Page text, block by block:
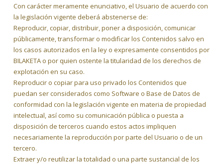
Con carácter meramente enunciativo, el Usuario de acuerdo con
la legislación vigente deberá abstenerse de:
Reproducir, copiar, distribuir, poner a disposición, comunicar
públicamente, transformar o modificar los Contenidos salvo en
los casos autorizados en la ley o expresamente consentidos por
BILAKETA o por quien ostente la titularidad de los derechos de
explotación en su caso.
Reproducir o copiar para uso privado los Contenidos que
puedan ser considerados como Software o Base de Datos de
conformidad con la legislación vigente en materia de propiedad
intelectual, así como su comunicación pública o puesta a
disposición de terceros cuando estos actos impliquen
necesariamente la reproducción por parte del Usuario o de un
tercero.
Extraer y/o reutilizar la totalidad o una parte sustancial de los